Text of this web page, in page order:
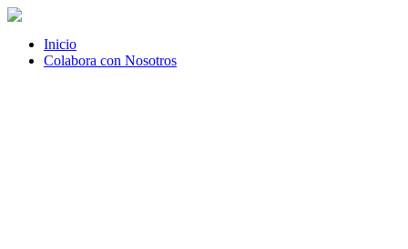
Inicio
Colabora con Nosotros